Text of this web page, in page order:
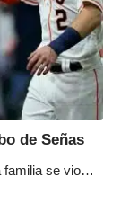
de Señas
familia se vio…